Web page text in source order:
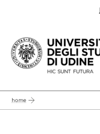
Passa al
home